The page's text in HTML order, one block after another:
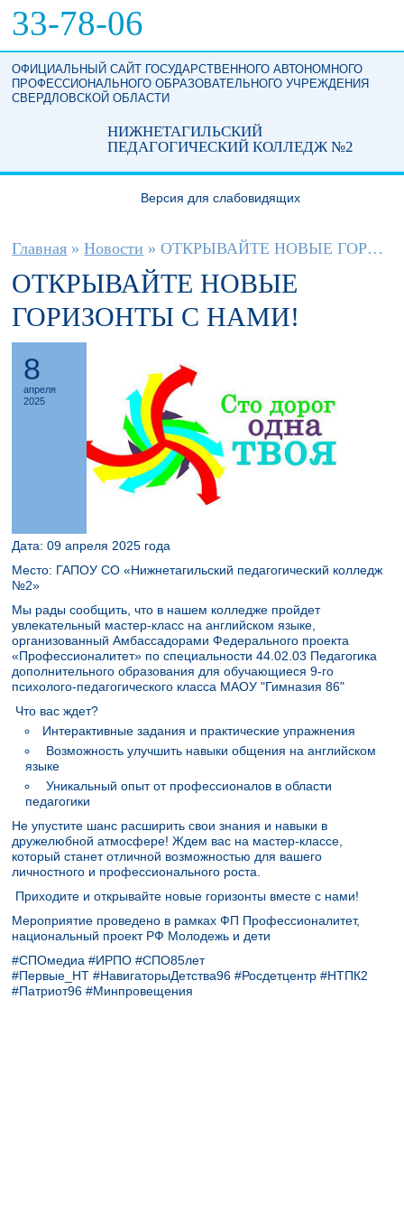
33-78-06
ОФИЦИАЛЬНЫЙ САЙТ ГОСУДАРСТВЕННОГО АВТОНОМНОГО
ПРОФЕССИОНАЛЬНОГО ОБРАЗОВАТЕЛЬНОГО УЧРЕЖДЕНИЯ
СВЕРДЛОВСКОЙ ОБЛАСТИ
НИЖНЕТАГИЛЬСКИЙ
ПЕДАГОГИЧЕСКИЙ КОЛЛЕДЖ №2
Версия для слабовидящих
Вы здесь
Главная » Новости » ОТКРЫВАЙТЕ НОВЫЕ ГОРИЗОНТЫ С НАМИ!
ОТКРЫВАЙТЕ НОВЫЕ
ГОРИЗОНТЫ С НАМИ!
8
апреля
2025
Дата: 09 апреля 2025 года
Место: ГАПОУ СО «Нижнетагильский педагогический колледж
№2»
Мы рады сообщить, что в нашем колледже пройдет
увлекательный мастер-класс на английском языке,
организованный Амбассадорами Федерального проекта
«Профессионалитет» по специальности 44.02.03 Педагогика
дополнительного образования для обучающиеся 9-го
психолого-педагогического класса МАОУ "Гимназия 86"
Что вас ждет?
Интерактивные задания и практические упражнения
Возможность улучшить навыки общения на английском
языке
Уникальный опыт от профессионалов в области
педагогики
Не упустите шанс расширить свои знания и навыки в
дружелюбной атмосфере! Ждем вас на мастер-классе,
который станет отличной возможностью для вашего
личностного и профессионального роста.
Приходите и открывайте новые горизонты вместе с нами!
Мероприятие проведено в рамках ФП Профессионалитет,
национальный проект РФ Молодежь и дети
#СПОмедиа #ИРПО #СПО85лет
#Первые_НТ #НавигаторыДетства96 #Росдетцентр #НТПК2
#Патриот96 #Минпровещения